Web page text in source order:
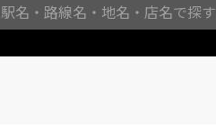
駅名・路線名・地名・店名で探す